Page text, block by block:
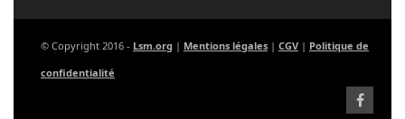
© Copyright 2016 - Lsm.org | Mentions légales | CGV | Politique de
confidentialité